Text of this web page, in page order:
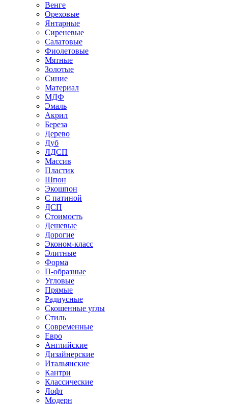
Венге
Ореховые
Янтарные
Сиреневые
Салатовые
Фиолетовые
Мятные
Золотые
Синие
Материал
МДФ
Эмаль
Акрил
Береза
Дерево
Дуб
ЛДСП
Массив
Пластик
Шпон
Экошпон
С патиной
ДСП
Стоимость
Дешевые
Дорогие
Эконом-класс
Элитные
Форма
П-образные
Угловые
Прямые
Радиусные
Скошенные углы
Стиль
Современные
Евро
Английские
Дизайнерские
Итальянские
Кантри
Классические
Лофт
Модерн